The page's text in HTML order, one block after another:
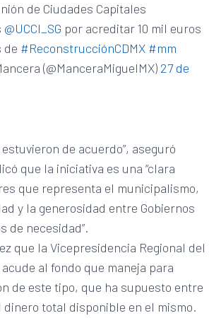
de Ciudades Capitales
@UCCI_SG por acreditar 10 mil euros
de #ReconstrucciónCDMX #mm
(@ManceraMiguelMX) 27 de
de acuerdo”, aseguró
que la iniciativa es una “clara
que representa el municipalismo,
y la generosidad entre Gobiernos
de necesidad”.
que la Vicepresidencia Regional del
acude al fondo que maneja para
de este tipo, que ha supuesto entre
dinero total disponible en el mismo.